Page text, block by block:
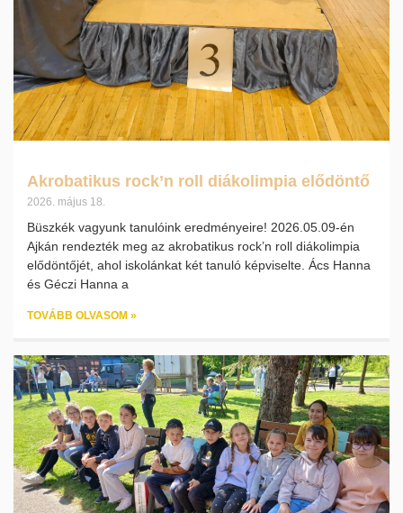
Akrobatikus rock’n roll diákolimpia elődöntő
2026. május 18.
Büszkék vagyunk tanulóink eredményeire! 2026.05.09-én
Ajkán rendezték meg az akrobatikus rock’n roll diákolimpia
elődöntőjét, ahol iskolánkat két tanuló képviselte. Ács Hanna
és Géczi Hanna a
TOVÁBB OLVASOM »